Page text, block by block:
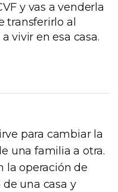
y vas a venderla
transferirlo al
vivir en esa casa.
para cambiar la
una familia a otra.
la operación de
una casa y